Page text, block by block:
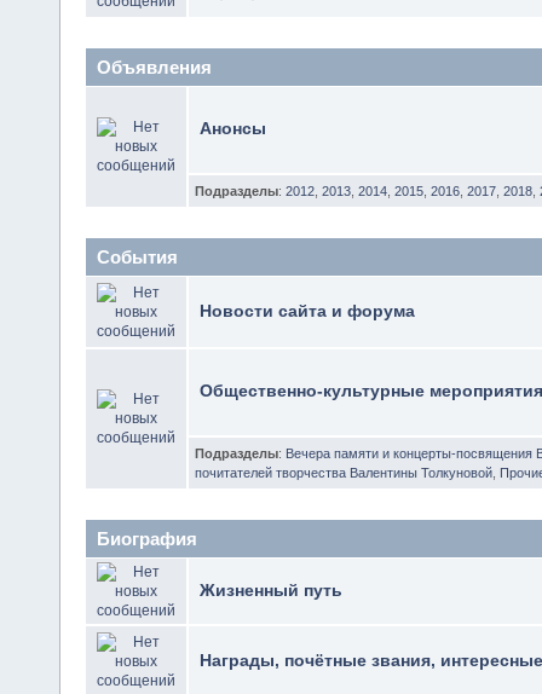
Объявления
Анонсы
Подразделы: 2012 2013 2014 2015 2016 2017 2018
События
Новости сайта и форума
Общественно-культурные мероприятия
Подразделы: Вечера памяти и концерты-посвящения
почитателей творчества Валентины Толкуновой
Биография
Жизненный путь
Награды, почётные звания,